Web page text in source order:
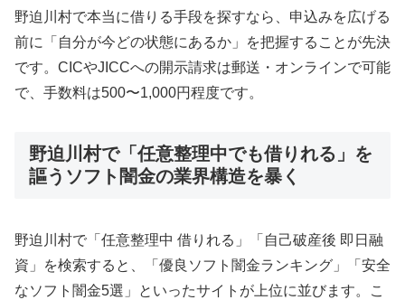
野迫川村で本当に借りる手段を探すなら、申込みを広げる
前に「自分が今どの状態にあるか」を把握することが先決
です。CICやJICCへの開示請求は郵送・オンラインで可能
で、手数料は500〜1,000円程度です。
野迫川村で「任意整理中でも借りれる」を
謳うソフト闇金の業界構造を暴く
野迫川村で「任意整理中 借りれる」「自己破産後 即日融
資」を検索すると、「優良ソフト闇金ランキング」「安全
なソフト闇金5選」といったサイトが上位に並びます。こ